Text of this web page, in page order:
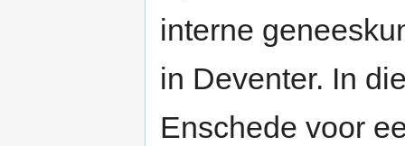
interne
in Deventer. In
Enschede voor